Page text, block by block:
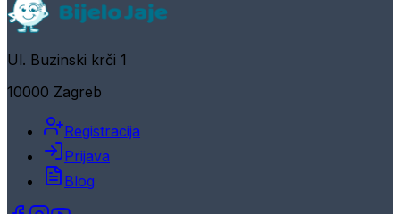
Ul. Buzinski krči 1
10000 Zagreb
Registracija
Prijava
Blog